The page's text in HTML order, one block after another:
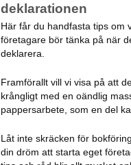
deklarationen
Här får du handfasta tips om
företagare bör tänka på när
deklarera.
Framförallt vill vi visa på att
krångligt med en oändlig
pappersarbete, som en del
Låt inte skräcken för
din dröm att starta eget